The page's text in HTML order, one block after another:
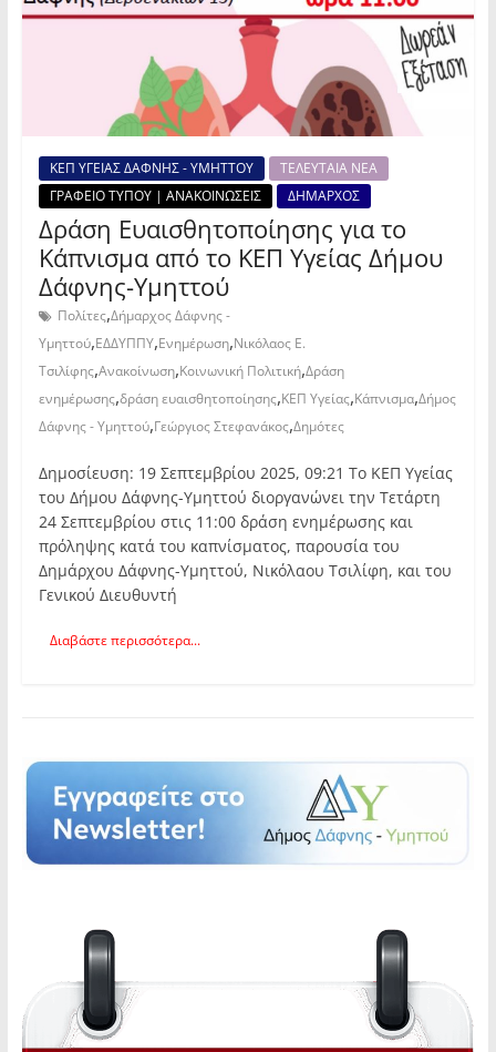
ΚΕΠ ΥΓΕΙΑΣ ΔΑΦΝΗΣ - ΥΜΗΤΤΟΥ
ΤΕΛΕΥΤΑΙΑ ΝΕΑ
ΓΡΑΦΕΙΟ ΤΥΠΟΥ | ΑΝΑΚΟΙΝΩΣΕΙΣ
ΔΗΜΑΡΧΟΣ
Δράση Ευαισθητοποίησης για το
Κάπνισμα από το ΚΕΠ Υγείας Δήμου
Δάφνης-Υμηττού
Πολίτες,Δήμαρχος Δάφνης -
Υμηττού,ΕΔΔΥΠΠΥ,Ενημέρωση,Νικόλαος Ε.
Τσιλίφης,Ανακοίνωση,Κοινωνική Πολιτική,Δράση
ενημέρωσης,δράση ευαισθητοποίησης,ΚΕΠ Υγείας,Κάπνισμα,Δήμος
Δάφνης - Υμηττού,Γεώργιος Στεφανάκος,Δημότες
Δημοσίευση: 19 Σεπτεμβρίου 2025, 09:21 Το ΚΕΠ Υγείας
του Δήμου Δάφνης-Υμηττού διοργανώνει την Τετάρτη
24 Σεπτεμβρίου στις 11:00 δράση ενημέρωσης και
πρόληψης κατά του καπνίσματος, παρουσία του
Δημάρχου Δάφνης-Υμηττού, Νικόλαου Τσιλίφη, και του
Γενικού Διευθυντή
Διαβάστε περισσότερα...